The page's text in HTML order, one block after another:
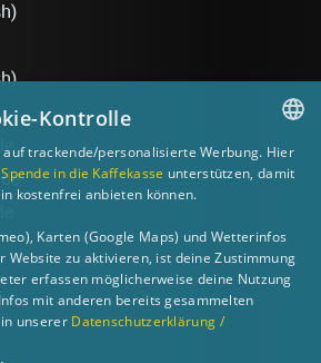
GERMAN
Kontrolle
trackende/personalisierte Werbung. Hier
Spende in die Kaffekasse unterstützen, damit
kostenfrei anbieten können.
Karten (Google Maps) und Wetterinfos
Website zu aktivieren, ist deine Zustimmung
erfassen möglicherweise deine Nutzung
mit anderen bereits gesammelten
unserer Datenschutzerklärung /